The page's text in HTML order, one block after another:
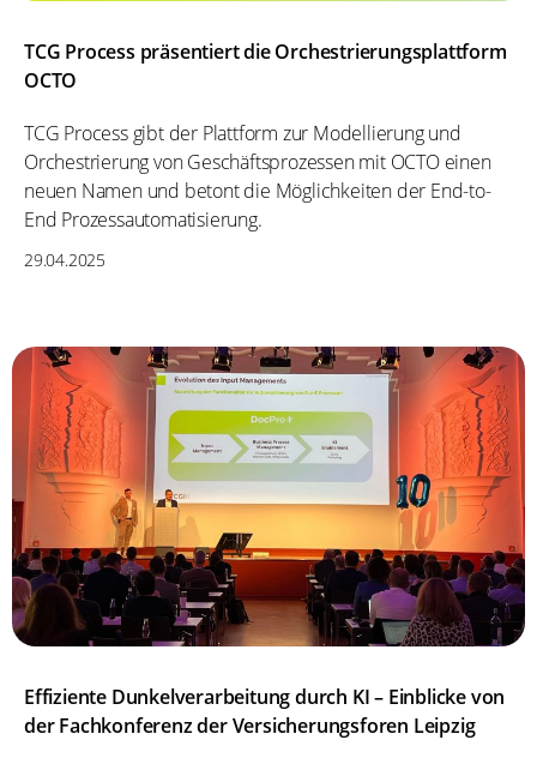
TCG Process präsentiert die Orchestrierungsplattform
OCTO
TCG Process gibt der Plattform zur Modellierung und
Orchestrierung von Geschäftsprozessen mit OCTO einen
neuen Namen und betont die Möglichkeiten der End-to-
End Prozessautomatisierung.
29.04.2025
Effiziente Dunkelverarbeitung durch KI – Einblicke von
der Fachkonferenz der Versicherungsforen Leipzig